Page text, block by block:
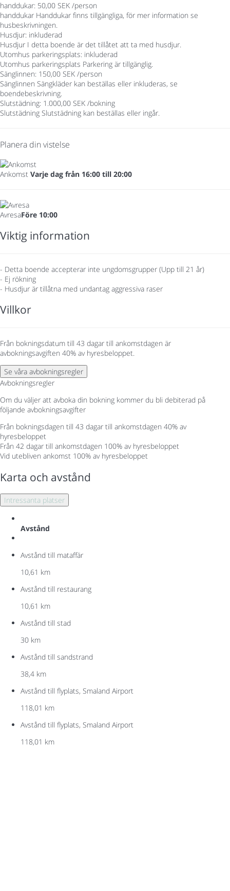
handdukar: 50,00 SEK /person
handdukar Handdukar finns tillgängliga, för mer information se
husbeskrivningen.
Husdjur: inkluderad
Husdjur I detta boende är det tillåtet att ta med husdjur.
Utomhus parkeringsplats: inkluderad
Utomhus parkeringsplats Parkering är tillgänglig.
Sänglinnen: 150,00 SEK /person
Sänglinnen Sängkläder kan beställas eller inkluderas, se
boendebeskrivning.
Slutstädning: 1.000,00 SEK /bokning
Slutstädning Slutstädning kan beställas eller ingår.
Planera din vistelse
Ankomst Varje dag från 16:00 till 20:00
AvresaFöre 10:00
Viktig information
- Detta boende accepterar inte ungdomsgrupper (Upp till 21 år)
- Ej rökning
- Husdjur är tillåtna med undantag aggressiva raser
Villkor
Från bokningsdatum till 43 dagar till ankomstdagen är
avbokningsavgiften 40% av hyresbeloppet.
Se våra avbokningsregler
Avbokningsregler
Om du väljer att avboka din bokning kommer du bli debiterad på
följande avbokningsavgifter
Från bokningsdagen till 43 dagar till ankomstdagen 40% av
hyresbeloppet
Från 42 dagar till ankomstdagen 100% av hyresbeloppet
Vid utebliven ankomst 100% av hyresbeloppet
Karta och avstånd
Intressanta platser
Avstånd
Avstånd till mataffär
10,61 km
Avstånd till restaurang
10,61 km
Avstånd till stad
30 km
Avstånd till sandstrand
38,4 km
Avstånd till flyplats, Smaland Airport
118,01 km
Avstånd till flyplats, Smaland Airport
118,01 km